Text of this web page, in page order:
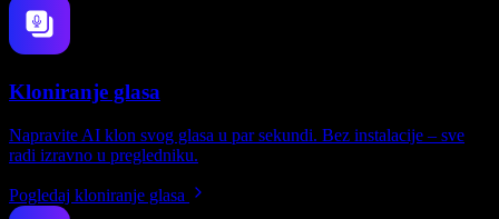
Kloniranje glasa
Napravite AI klon svog glasa u par sekundi. Bez instalacije – sve
radi izravno u pregledniku.
Pogledaj kloniranje glasa